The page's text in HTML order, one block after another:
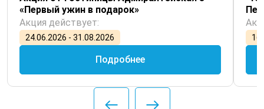
«Первый ужин в подарок»
Акция действует:
24.06.2026 - 31.08.2026
Подробнее